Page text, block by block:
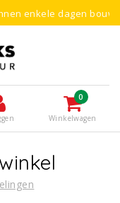
dagen bouwen!
0
Winkelwagen